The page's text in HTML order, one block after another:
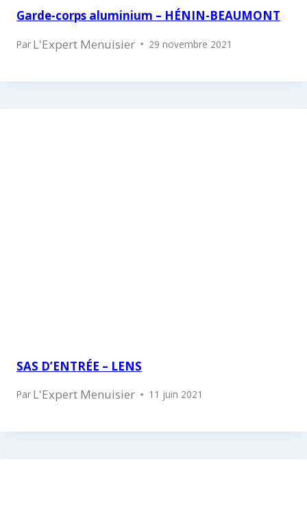
Garde-corps aluminium – HÉNIN-BEAUMONT
Par L'Expert Menuisier 29 novembre 2021
SAS D’ENTRÉE – LENS
Par L'Expert Menuisier 11 juin 2021